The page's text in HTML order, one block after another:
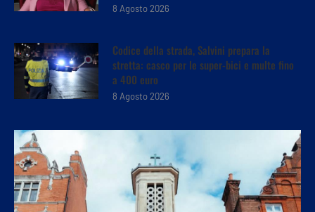
8 Agosto 2026
Codice della strada, Salvini prepara la
stretta: casco per le super-bici e multe fino
a 400 euro
8 Agosto 2026